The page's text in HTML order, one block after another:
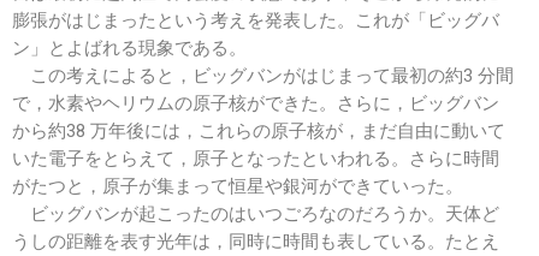
膨張がはじまったという考えを発表した。これが「ビッグバ
ン」とよばれる現象である。
この考えによると，ビッグバンがはじまって最初の約3 分間
で，水素やヘリウムの原子核ができた。さらに，ビッグバン
から約38 万年後には，これらの原子核が，まだ自由に動いて
いた電子をとらえて，原子となったといわれる。さらに時間
がたつと，原子が集まって恒星や銀河ができていった。
ビッグバンが起こったのはいつごろなのだろうか。天体ど
うしの距離を表す光年は，同時に時間も表している。たとえ